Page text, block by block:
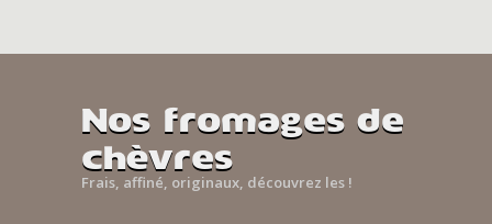
Nos fromages de
chèvres
Frais, affiné, originaux, découvrez les !